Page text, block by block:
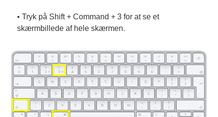
• Tryk på Shift + Command + 3 for at se et
skærmbillede af hele skærmen.